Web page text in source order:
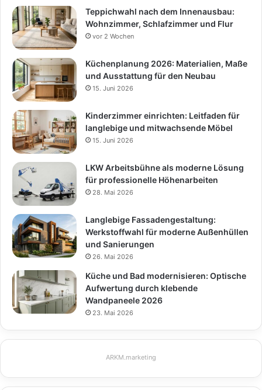
Teppichwahl nach dem Innenausbau:
Wohnzimmer, Schlafzimmer und Flur
vor 2 Wochen
Küchenplanung 2026: Materialien, Maße
und Ausstattung für den Neubau
15. Juni 2026
Kinderzimmer einrichten: Leitfaden für
langlebige und mitwachsende Möbel
15. Juni 2026
LKW Arbeitsbühne als moderne Lösung
für professionelle Höhenarbeiten
28. Mai 2026
Langlebige Fassadengestaltung:
Werkstoffwahl für moderne Außenhüllen
und Sanierungen
26. Mai 2026
Küche und Bad modernisieren: Optische
Aufwertung durch klebende
Wandpaneele 2026
23. Mai 2026
ARKM.marketing